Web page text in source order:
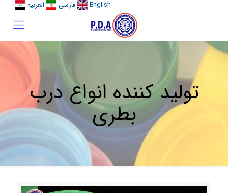
English فارسی العربیه
تولید کننده انواع درب
بطری